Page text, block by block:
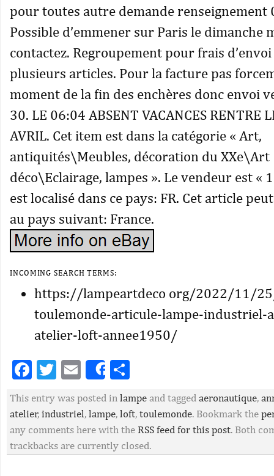
pour toutes autre demande renseignement
Possible d’emmener sur Paris le dimanche
contactez. Regroupement pour frais
plusieurs articles. Pour la facture pas
moment de la fin des enchères donc envoi
30. LE 06:04 ABSENT VACANCES RENTRE
AVRIL. Cet item est dans la catégorie « Art,
antiquités\Meubles, décoration du XXe\Art
déco\Eclairage, lampes ». Le vendeur est «
est localisé dans ce pays: FR. Cet article
au pays suivant: France.
INCOMING SEARCH TERMS:
https://lampeartdeco org/2022/11/
toulemonde-articule-lampe-industriel-
atelier-loft-annee1950/
Facebook
Twitter
EmailShare
This entry was posted in lampe and tagged aeronautique,
atelier, industriel, lampe, loft, toulemonde. Bookmark the
any comments here with the RSS feed for this post. Both
trackbacks are currently closed.